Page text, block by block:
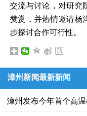
交流与讨论，对研究
赞赏，并热情邀请杨
步探讨合作可行性。
漳州新闻最新新闻
漳州发布今年首个高